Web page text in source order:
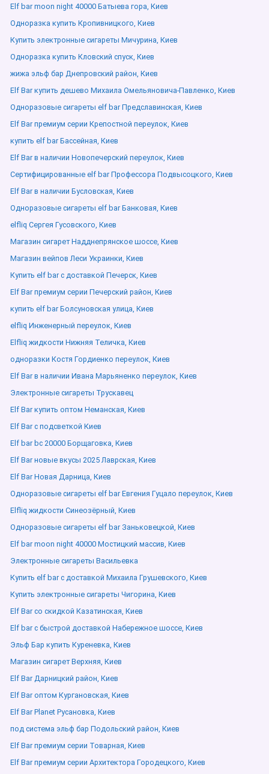
Elf bar moon night 40000 Батыева гора, Киев
Одноразка купить Кропивницкого, Киев
Купить электронные сигареты Мичурина, Киев
Одноразка купить Кловский спуск, Киев
жижа эльф бар Днепровский район, Киев
Elf Bar купить дешево Михаила Омельяновича-Павленко, Киев
Одноразовые сигареты elf bar Предславинская, Киев
Elf Bar премиум серии Крепостной переулок, Киев
купить elf bar Бассейная, Киев
Elf Bar в наличии Новопечерский переулок, Киев
Сертифицированные elf bar Профессора Подвысоцкого, Киев
Elf Bar в наличии Бусловская, Киев
Одноразовые сигареты elf bar Банковая, Киев
elfliq Сергея Гусовского, Киев
Магазин сигарет Надднепрянское шоссе, Киев
Магазин вейпов Леси Украинки, Киев
Купить elf bar с доставкой Печерск, Киев
Elf Bar премиум серии Печерский район, Киев
купить elf bar Болсуновская улица, Киев
elfliq Инженерный переулок, Киев
Elfliq жидкости Нижняя Теличка, Киев
одноразки Костя Гордиенко переулок, Киев
Elf Bar в наличии Ивана Марьяненко переулок, Киев
Электронные сигареты Трускавец
Elf Bar купить оптом Неманская, Киев
Elf Bar с подсветкой Киев
Elf bar bc 20000 Борщаговка, Киев
Elf Bar новые вкусы 2025 Лаврская, Киев
Elf Bar Новая Дарница, Киев
Одноразовые сигареты elf bar Евгения Гуцало переулок, Киев
Elfliq жидкости Синеозёрный, Киев
Одноразовые сигареты elf bar Заньковецкой, Киев
Elf bar moon night 40000 Мостицкий массив, Киев
Электронные сигареты Васильевка
Купить elf bar с доставкой Михаила Грушевского, Киев
Купить электронные сигареты Чигорина, Киев
Elf Bar со скидкой Казатинская, Киев
Elf bar с быстрой доставкой Набережное шоссе, Киев
Эльф Бар купить Куреневка, Киев
Магазин сигарет Верхняя, Киев
Elf Bar Дарницкий район, Киев
Elf Bar оптом Кургановская, Киев
Elf Bar Planet Русановка, Киев
под система эльф бар Подольский район, Киев
Elf Bar премиум серии Товарная, Киев
Elf Bar премиум серии Архитектора Городецкого, Киев